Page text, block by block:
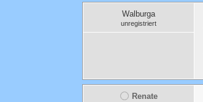
Walburga
unregistriert
Renate